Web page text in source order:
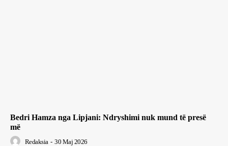
Bedri Hamza nga Lipjani: Ndryshimi nuk mund të presë
më
Redaksia - 30 Maj 2026